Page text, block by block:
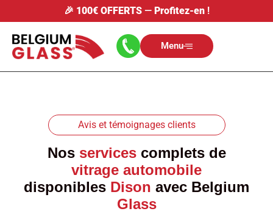
🎉 100€ OFFERTS— Profitez-en!
Menu
Avis et témoignages clients
Nos servicescomplets de
vitrage automobile
disponibles Dison avec Belgium
Glass